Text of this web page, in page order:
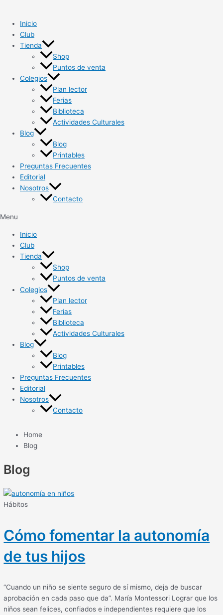
contenido
Inicio
Club
Tienda
Shop
Puntos de venta
Colegios
Plan lector
Ferias
Biblioteca
Actividades Culturales
Blog
Blog
Printables
Preguntas Frecuentes
Editorial
Nosotros
Contacto
Menu
Inicio
Club
Tienda
Shop
Puntos de venta
Colegios
Plan lector
Ferias
Biblioteca
Actividades Culturales
Blog
Blog
Printables
Preguntas Frecuentes
Editorial
Nosotros
Contacto
Home
Blog
Blog
Hábitos
Cómo fomentar la autonomía
de tus hijos
“Cuando un niño se siente seguro de sí mismo, deja de buscar
aprobación en cada paso que da”. María Montessori Lograr que los
niños sean felices, confiados e independientes requiere que los